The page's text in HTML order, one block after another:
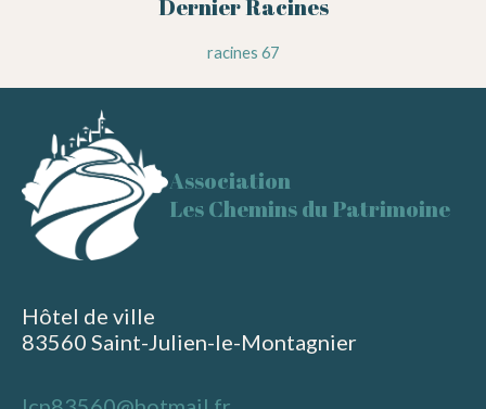
Dernier Racines
racines 67
Association
Les Chemins du Patrimoine
Hôtel de ville
83560 Saint-Julien-le-Montagnier